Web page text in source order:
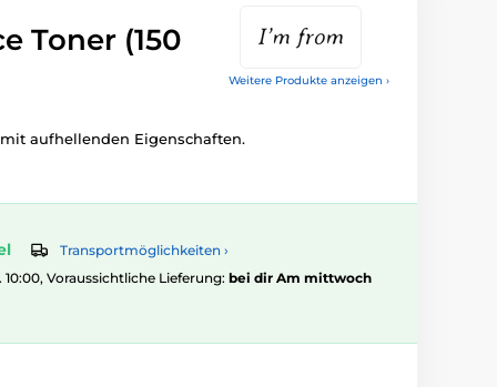
Weitere Produkte anzeigen ›
Toner (150
aufhellenden Eigenschaften.
Transportmöglichkeiten ›
10:00, Voraussichtliche Lieferung: bei dir Am mittwoch